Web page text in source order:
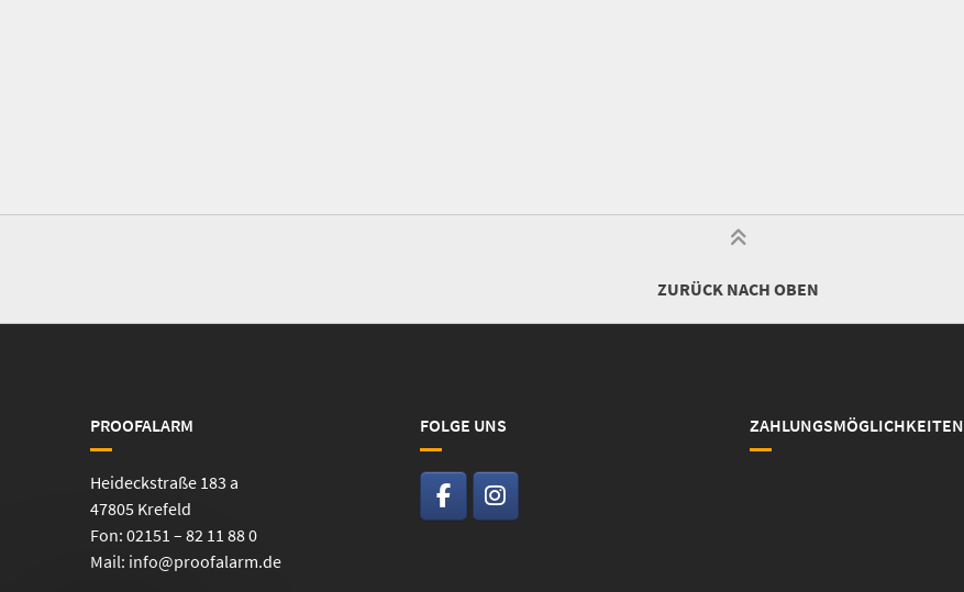
ZURÜCK NACH OBEN
PROOFALARM
Heideckstraße 183 a
47805 Krefeld
Fon: 02151 – 82 11 88 0
Mail: info@proofalarm.de
FOLGE UNS ZAHLUNGSMÖGLICHKEITEN